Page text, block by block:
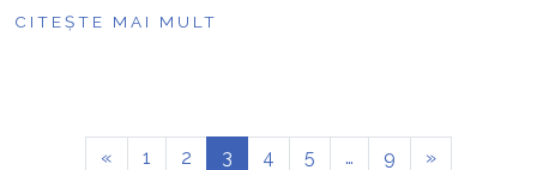
CITEȘTE MAI MULT
« 1 2 3 4 5 … 9 »